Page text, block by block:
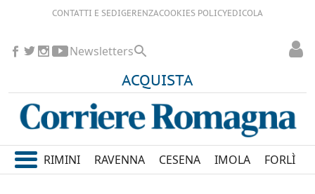
CONTATTI E SEDIGERENZACOOKIES POLICYEDICOLA
ACQUISTA
Newsletters
RIMINI RAVENNA CESENA IMOLA FORLÌ